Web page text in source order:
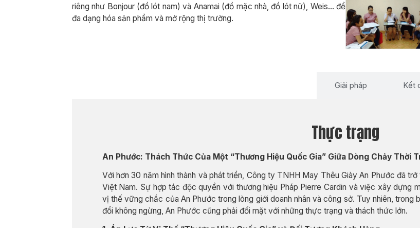
riêng như Bonjour (đồ lót nam) và Anamai (đồ mặc nhà, đồ lót nữ), Weis… để
đa dạng hóa sản phẩm và mở rộng thị trường.
Giải pháp Kết
Thực trạng
An Phước: Thách Thức Của Một “Thương Hiệu Quốc Gia” Giữa Dòng Chảy Thời
Với hơn 30 năm hình thành và phát triển, Công ty TNHH May Thêu Giày An Phước đã
Việt Nam. Sự hợp tác độc quyền với thương hiệu Pháp Pierre Cardin và việc xây dựng
vị thế vững chắc của An Phước trong lòng giới doanh nhân và công sở. Tuy nhiên, trong
đổi không ngừng, An Phước cũng phải đối mặt với những thực trạng và thách thức lớn.